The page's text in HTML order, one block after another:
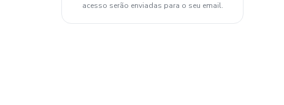
acesso serão enviadas para o seu email.